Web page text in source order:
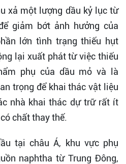
xả một lượng dầu kỷ lục từ
giảm bớt ảnh hưởng của
lớn tình trạng thiếu hụt
lại xuất phát từ việc thiếu
phụ của dầu mỏ và là
trọng để khai thác vật liệu
nhà khai thác dự trữ rất ít
chất thay thế.
tại châu Á, khu vực phụ
naphtha từ Trung Đông,